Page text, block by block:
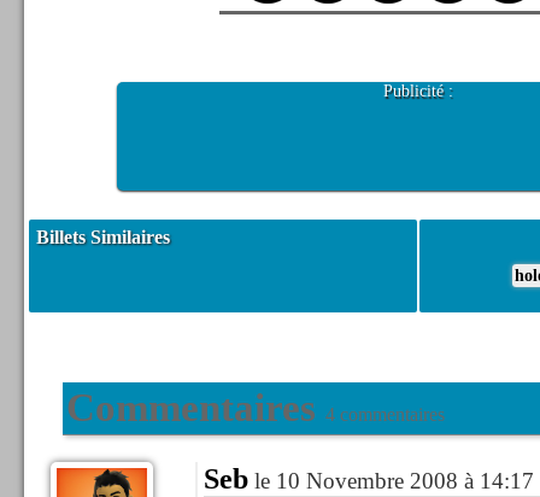
Publicité :
Billets Similaires
Commentaires 4 commentaires
Seble 10 Novembre 2008 à 14:17